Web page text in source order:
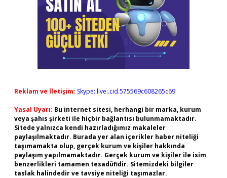
Reklam ve İletişim: Skype: live:.cid.575569c608265c69
Yasal Uyarı: Bu internet sitesi, herhangi bir marka, kurum
veya şahıs şirketi ile hiçbir bağlantısı bulunmamaktadır.
Sitede yalnızca kendi hazırladığımız makaleler
paylaşılmaktadır. Burada yer alan içerikler haber niteliği
taşımamakta olup, gerçek kurum ve kişiler hakkında
paylaşım yapılmamaktadır. Gerçek kurum ve kişiler ile isim
benzerlikleri tamamen tesadüfidir. Sitemizdeki bilgiler
taslak halindedir ve tavsiye niteliği taşımazlar.